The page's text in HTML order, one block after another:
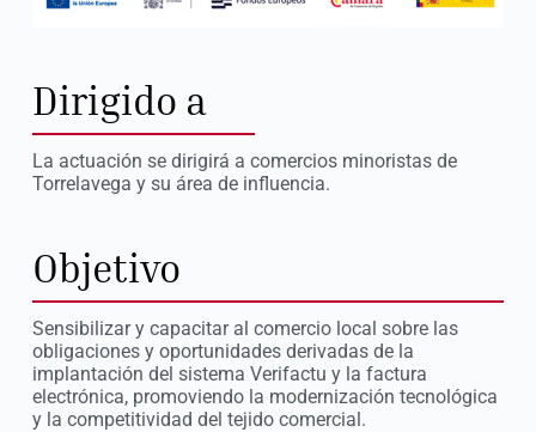
Dirigido a
La actuación se dirigirá a comercios minoristas de
Torrelavega y su área de influencia.
Objetivo
Sensibilizar y capacitar al comercio local sobre las
obligaciones y oportunidades derivadas de la
implantación del sistema Verifactu y la factura
electrónica, promoviendo la modernización tecnológica
y la competitividad del tejido comercial.